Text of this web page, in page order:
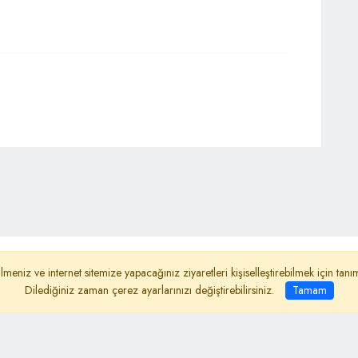
Metni Reklam
Haber Gönder
ve internet sitemize yapacağınız ziyaretleri kişiselleştirebilmek için
Dilediğiniz zaman çerez ayarlarınızı değiştirebilirsiniz.
Tamam